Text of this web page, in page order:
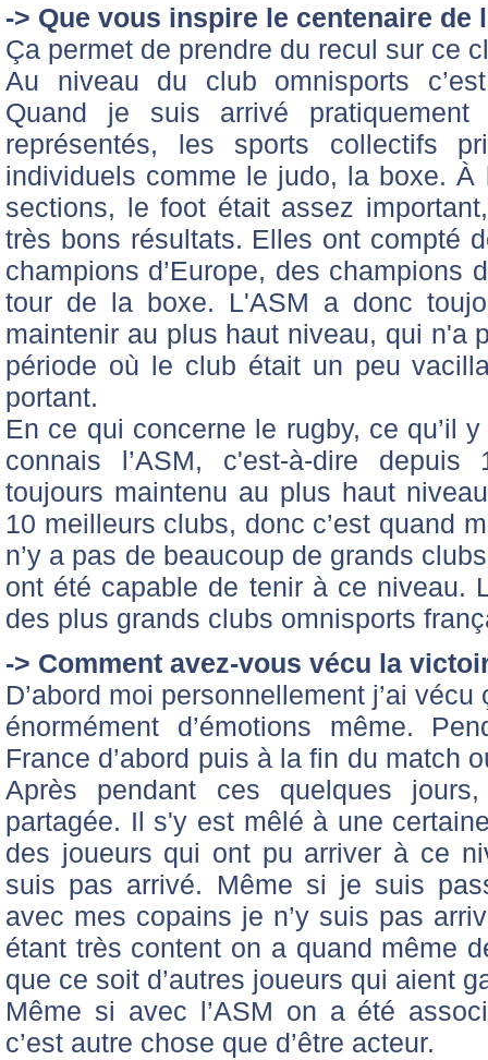
-> Que vous inspire le centenaire de
Ça permet de prendre du recul sur ce
Au niveau du club omnisports
Quand je suis arrivé
représentés, les sports collectifs
individuels comme le judo, la boxe. À
sections, le foot était assez
très bons résultats. Elles ont compté
champions d’Europe, des champions
tour de la boxe. L'ASM a donc
maintenir au plus haut niveau, qui n'a
période où le club était un peu
portant.
En ce qui concerne le rugby, ce qu’il
connais l’ASM, c'est-à-dire depuis
toujours maintenu au plus haut
10 meilleurs clubs, donc c’est quand
n’y a pas de beaucoup de grands
ont été capable de tenir à ce niveau.
des plus grands clubs omnisports
-> Comment avez-vous vécu la
D’abord moi personnellement j’ai
énormément d’émotions même.
France d’abord puis à la fin du match
Après pendant ces quelques
partagée. Il s'y est mêlé à une
des joueurs qui ont pu arriver à ce
suis pas arrivé. Même si je suis
avec mes copains je n’y suis pas
étant très content on a quand même
que ce soit d’autres joueurs qui aient
Même si avec l’ASM on a été
c’est autre chose que d’être acteur.